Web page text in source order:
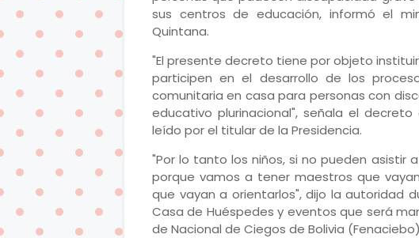
sus centros de educación, informó el
Quintana.
"El presente decreto tiene por objeto
participen en el desarrollo de los
comunitaria en casa para personas con
educativo plurinacional", señala el
leído por el titular de la Presidencia.
"Por lo tanto los niños, si no pueden asistir
porque vamos a tener maestros que
que vayan a orientarlos", dijo la autoridad
Casa de Huéspedes y eventos que será
de Nacional de Ciegos de Bolivia